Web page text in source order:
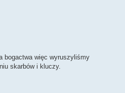
bogactwa więc wyruszyliśmy
skarbów i kluczy.